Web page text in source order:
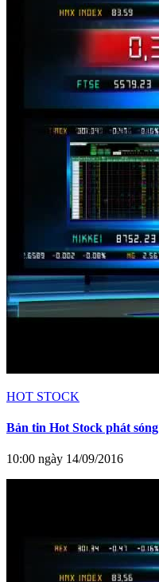
HOT STOCK
Bản tin Hot Stock phát
10:00 ngày 14/09/2016